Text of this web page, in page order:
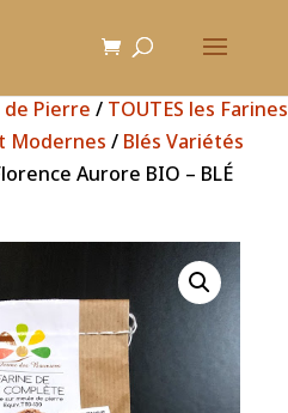
de Pierre / TOUTES les Farines
Modernes / Blés Variétés
Aurore BIO – BLÉ